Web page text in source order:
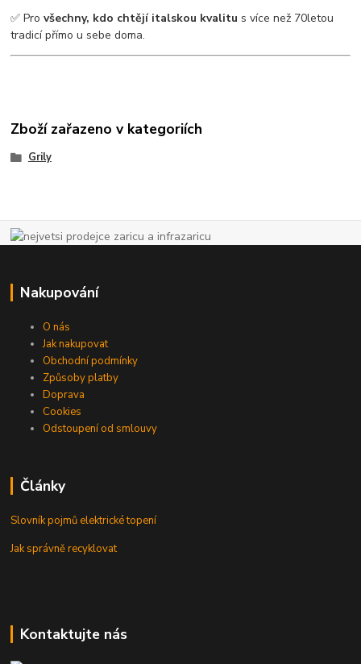
✅ Provšechny, kdo chtějí italskou kvalitu s více než 70letou
tradicí přímo u sebe doma.
Zboží zařazeno v kategoriích
Grily
Nakupování
O nás
Jak nakupovat
Obchodní podmínky
Způsoby platby
Doprava
Cookies
Odstoupení od smlouvy
Články
Slovník pojmů elektrické topení
Jak správně recyklovat
Kontaktujte nás